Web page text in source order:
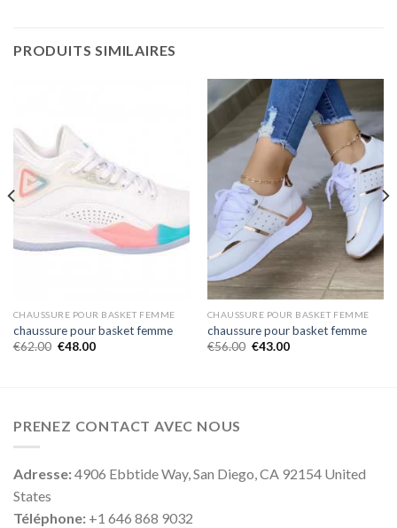
PRODUITS SIMILAIRES
CHAUSSURE POUR BASKET FEMME
chaussure pour basket femme
€62.00 €48.00
CHAUSSURE POUR BASKET FEMME
chaussure pour basket femme
€56.00 €43.00
PRENEZ CONTACT AVEC NOUS
Adresse:4906 Ebbtide Way, San Diego, CA 92154 United
States
Téléphone: +1 646 868 9032